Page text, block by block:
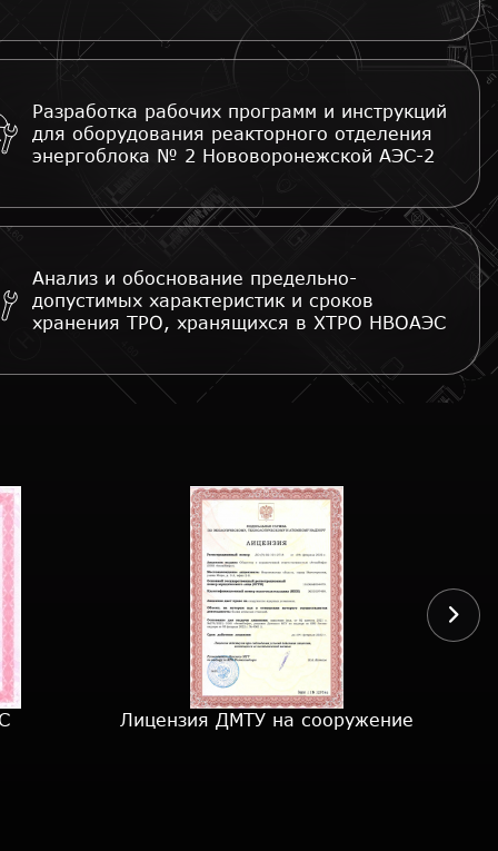
Разработка рабочих программ и инструкций
для оборудования реакторного отделения
энергоблока № 2 Нововоронежской АЭС-2
Анализ и обоснование предельно-
допустимых характеристик и сроков
хранения ТРО, хранящихся в ХТРО НВОАЭС
Лицензия ДМТУ на сооружение